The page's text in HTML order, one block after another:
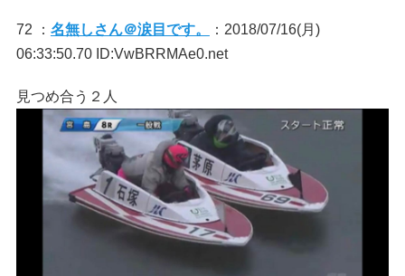
72 ： 名無しさん＠涙目です。
：2018/07/16(月)
06:33:50.70 ID:VwBRRMAe0.net
見つめ合う２人